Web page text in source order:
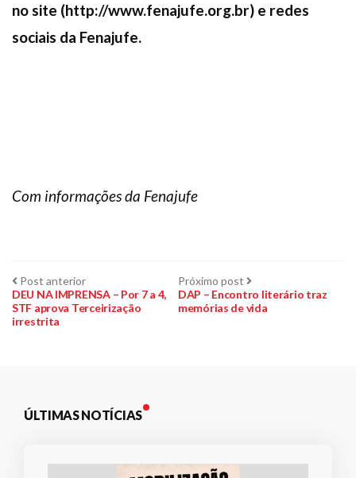
no site (http://www.fenajufe.org.br) e redes
sociais da Fenajufe.
Com informações da Fenajufe
Navegação
de
Post anteriorPost
anterior:
DEU NA IMPRENSA – Por 7 a 4,
STF aprova Terceirização
irrestrita
Próximo post Próximo
post:
DAP – Encontro literário traz
memórias de vida
ÚLTIMAS NOTÍCIAS